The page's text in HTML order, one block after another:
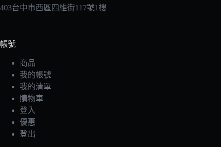
403台中市西區四維街117號1樓
帳號
商品
我的帳號
我的清單
購物車
登入
優惠
登出